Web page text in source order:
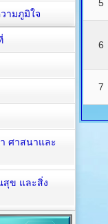
5
6
7
ามภูมิใจ
ศาสนาและ
สุข และสิ่ง